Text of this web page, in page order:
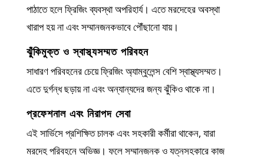
পাঠাতে হলে ফ্রিজিং ব্যবস্থা অপরিহার্য। এতে মরদেহের অবস্থা
খারাপ হয় না এবং সম্মানজনকভাবে পৌঁছানো যায়।
ঝুঁকিমুক্ত ও স্বাস্থ্যসম্মত পরিবহন
সাধারণ পরিবহনের চেয়ে ফ্রিজিং অ্যাম্বুলেন্স বেশি স্বাস্থ্যসম্মত।
এতে দুর্গন্ধ ছড়ায় না এবং অন্যান্যদের জন্য ঝুঁকিও থাকে না।
প্রফেশনাল এবং নিরাপদ সেবা
এই সার্ভিসে প্রশিক্ষিত চালক এবং সহকারী কর্মীরা থাকেন, যারা
মরদেহ পরিবহনে অভিজ্ঞ। ফলে সম্মানজনক ও যত্নসহকারে কাজ